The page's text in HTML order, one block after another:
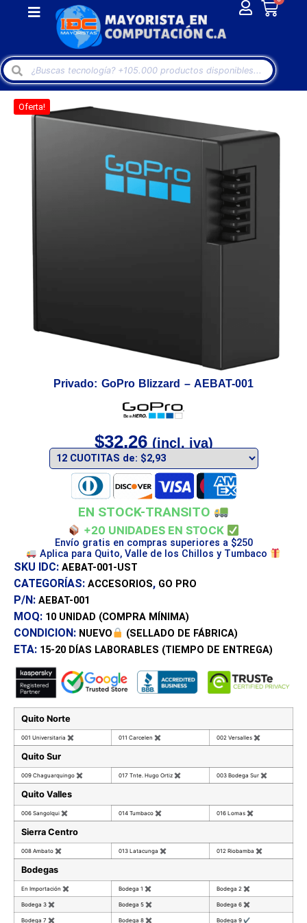
Oferta!
Privado: GoPro Blizzard – AEBAT-001
$32,26 (incl. iva)
EN STOCK-TRANSITO
+20 UNIDADES EN STOCK
Envío gratis en compras superiores a $250
Aplica para Quito, Valle de los Chillos y Tumbaco
SKU IDC: AEBAT-001-UST
CATEGORÍAS: ACCESORIOS, GO PRO
P/N: AEBAT-001
MOQ: 10 UNIDAD (COMPRA MÍNIMA)
CONDICION: NUEVO (SELLADO DE FÁBRICA)
ETA: 15-20 DÍAS LABORABLES (TIEMPO DE ENTREGA)
Quito Norte
001 Universitaria ✖ 011 Carcelen ✖ 002 Versalles ✖
Quito Sur
009 Chaguarquingo ✖ 017 Tnte. Hugo Ortiz ✖ 003 Bodega Sur ✖
Quito Valles
006 Sangolqui ✖ 014 Tumbaco ✖ 016 Lomas ✖
Sierra Centro
008 Ambato ✖ 013 Latacunga ✖ 012 Riobamba ✖
Bodegas
En Importación ✖ Bodega 1 ✖ Bodega 2 ✖
Bodega 3 ✖ Bodega 5 ✖ Bodega 6 ✖
Bodega 7 ✖ Bodega 8 ✖ Bodega 9 ✔